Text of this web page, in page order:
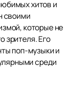
хитов и
своими
которые не
зрителя. Его
поп-музыки и
среди